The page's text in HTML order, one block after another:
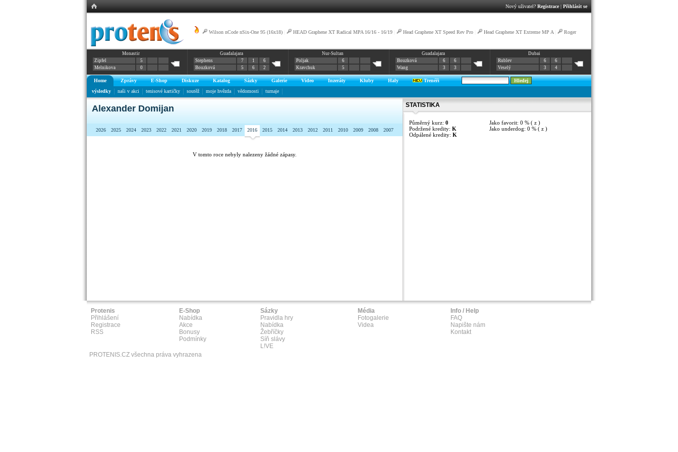
Nový uživatel? Registrace| Přihlásit se
Wilson nCode nSix-One 95 (16x18) HEAD Graphene XT Radical MPA 16/16 - 16/19 Head Graphene XT Speed Rev Pro Head Graphene XT Extreme MP A Roger
Federer - voda po holení
Monastir
Zipfel
5
Melnikova
0
Guadalajara
Stephens
7 1
6
Bouzková
5 6 2
Nur-Sultan
Poljak
6
Kravchuk
5
Guadalajara
Bouzková
6
6
Wang
3 3
Dubai
Rublev
6
6
Veselý
3 4
Home Zprávy E-Shop Diskuze Katalog Sázky Galerie Video Inzeráty Kluby Haly
Trenéři
výsledky
naši v akci tenisové kartičky soutěž moje hvězda vědomosti turnaje
Alexander Domijan
2026 2025 2024 2023 2022 2021 2020 2019 2018 2017 2016 2015 2014 2013 2012 2011 2010 2009 2008 2007
V tomto roce nebyly nalezeny žádné zápasy.
STATISTIKA
Půměrný kurz: 0
Podržené kredity: K
Odpálené kredity: K
Jako favorit: 0 % ( z )
Jako underdog: 0 % ( z )
Protenis
Přihlášení
Registrace
RSS
E-Shop
Nabídka
Akce
Bonusy
Podmínky
Sázky
Pravidla hry
Nabídka
Žebříčky
Síň slávy
L!VE
Média
Fotogalerie
Videa
Info / Help
FAQ
Napište nám
Kontakt
PROTENIS.CZ všechna práva vyhrazena